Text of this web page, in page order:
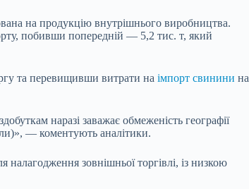
на продукцію внутрішнього виробництва.
побивши попередній ― 5,2 тис. т, який
та перевищивши витрати на імпорт свинини на
наразі заважає обмеженість географії
— коментують аналітики.
зовнішньої торгівлі, із низкою